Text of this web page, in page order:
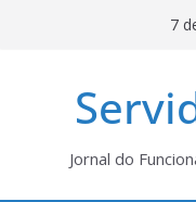
7
Jornal do